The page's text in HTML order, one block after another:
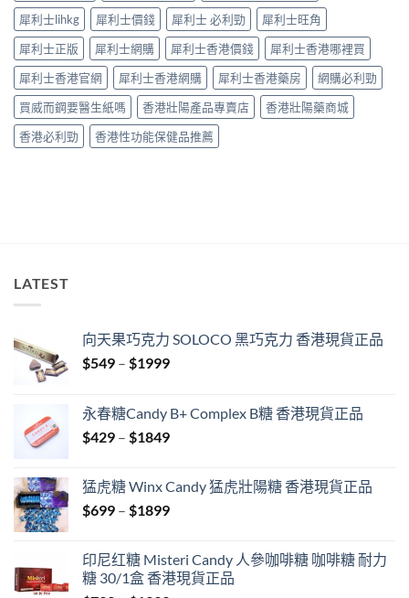
之
道〉
中
中
犀利士lihkg 犀利士價錢 犀利士 必利勁
犀利士旺角
犀利士正版
犀利士網購 犀利士香港價錢
犀利士香港哪裡買
犀利士香港官網
犀利士香港網購 犀利士香港藥房
網購必利勁
買威而鋼要醫生紙嗎
香港壯陽產品專賣店
香港壯陽藥商城
香港必利勁
香港性功能保健品推薦
LATEST
向天果巧克力 SOLOCO 黑巧克力 香港現貨正品
$549 – $1999Price
through
$1999
永春糖Candy B+ Complex B糖 香港現貨正品
$429 – $1849Price
through
$1849
猛虎糖 Winx Candy 猛虎壯陽糖 香港現貨正品
$699 – $1899Price
through
$1899
印尼红糖 Misteri Candy 人參咖啡糖 咖啡糖 耐力
糖 30/1盒 香港現貨正品